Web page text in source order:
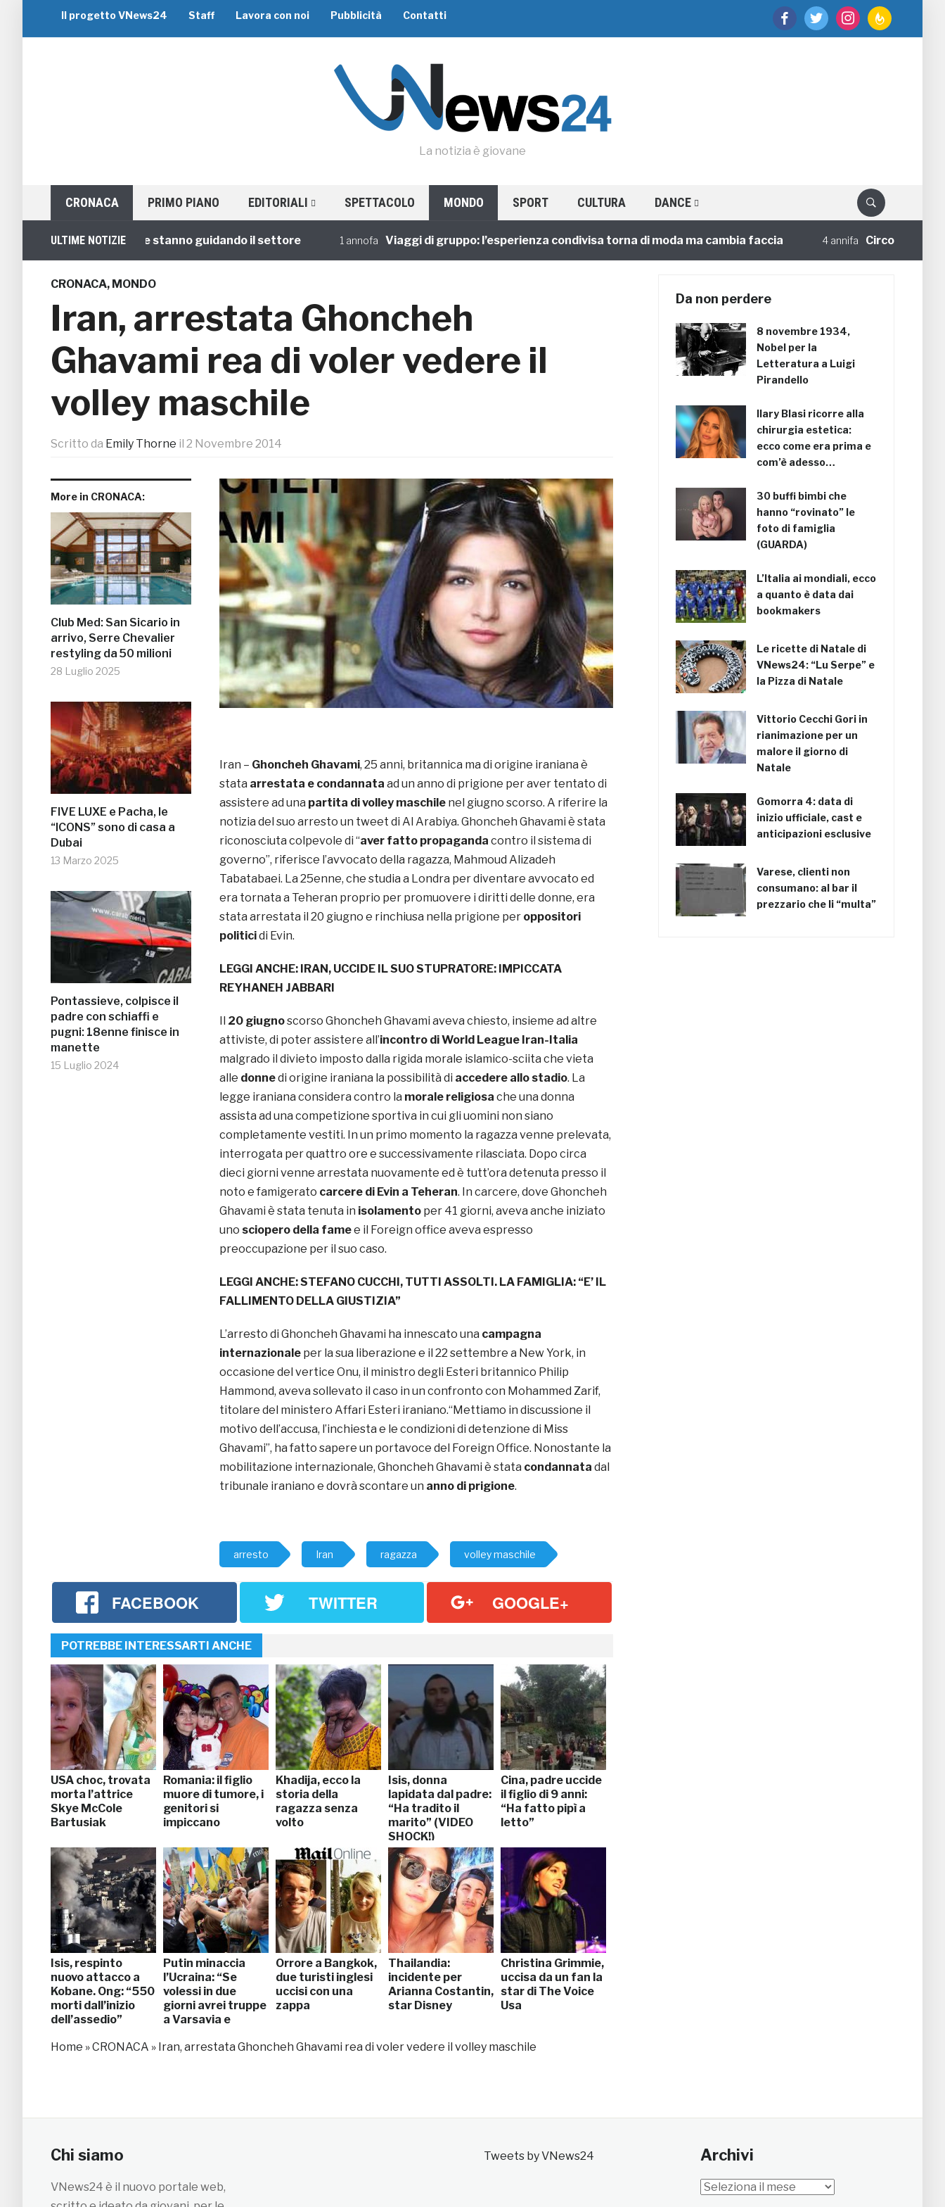
facebooktwitter instagramfeedburner
Il progetto VNews24 Staff Lavora con noi Pubblicità Contatti
La notizia è giovane
CRONACA PRIMO PIANO EDITORIALI SPETTACOLO MONDO SPORT CULTURA DANCE
ULTIME NOTIZIE
i 5 migliori brand che stanno guidando il settore 1 annofa Viaggi di gruppo: l’esperienza condivisa torna di moda ma cambia faccia 4 annifa Circoloco e Social
CRONACA, MONDO
Iran, arrestata Ghoncheh
Ghavami rea di voler vedere il
volley maschile
Scritto da Emily Thorne il 2 Novembre 2014
More in CRONACA:
Club Med: San Sicario in
arrivo, Serre Chevalier
restyling da 50 milioni
28 Luglio 2025
FIVE LUXE e Pacha, le
“ICONS” sono di casa a
Dubai
13 Marzo 2025
Pontassieve, colpisce il
padre con schiaffi e
pugni: 18enne finisce in
manette
15 Luglio 2024
Iran – Ghoncheh Ghavami, 25 anni, britannica ma di origine iraniana è
stata arrestata e condannata ad un anno di prigione per aver tentato di
assistere ad una partita di volley maschile nel giugno scorso. A riferire la
notizia del suo arresto un tweet di Al Arabiya. Ghoncheh Ghavami è stata
riconosciuta colpevole di “aver fatto propaganda contro il sistema di
governo”, riferisce l’avvocato della ragazza, Mahmoud Alizadeh
Tabatabaei. La 25enne, che studia a Londra per diventare avvocato ed
era tornata a Teheran proprio per promuovere i diritti delle donne, era
stata arrestata il 20 giugno e rinchiusa nella prigione per oppositori
politicidi Evin.
LEGGI ANCHE: IRAN, UCCIDE IL SUO STUPRATORE: IMPICCATA
REYHANEH JABBARI
20 giugnoscorso Ghoncheh Ghavami aveva chiesto, insieme ad altre
attiviste, di poter assistere all’incontro di World League Iran-Italia
malgrado il divieto imposto dalla rigida morale islamico-sciita che vieta
alle donnedi origine iraniana la possibilità di accedere allo stadio. La
legge iraniana considera contro la morale religiosa che una donna
assista ad una competizione sportiva in cui gli uomini non siano
completamente vestiti. In un primo momento la ragazza venne prelevata,
interrogata per quattro ore e successivamente rilasciata. Dopo circa
dieci giorni venne arrestata nuovamente ed è tutt’ora detenuta presso il
noto e famigerato carcere di Evin a Teheran. In carcere, dove Ghoncheh
Ghavami è stata tenuta in isolamento per 41 giorni, aveva anche iniziato
uno sciopero della famee il Foreign office aveva espresso
preoccupazione per il suo caso.
LEGGI ANCHE:STEFANO CUCCHI, TUTTI ASSOLTI. LA FAMIGLIA: “E’ IL
FALLIMENTO DELLA GIUSTIZIA”
L’arresto di Ghoncheh Ghavami ha innescato una campagna
internazionale per la sua liberazione e il 22 settembre a New York, in
occasione del vertice Onu, il ministro degli Esteri britannico Philip
Hammond, aveva sollevato il caso in un confronto con Mohammed Zarif,
titolare del ministero Affari Esteri iraniano.“Mettiamo in discussione il
motivo dell’accusa, l’inchiesta e le condizioni di detenzione di Miss
Ghavami”, ha fatto sapere un portavoce del Foreign Office. Nonostante la
mobilitazione internazionale, Ghoncheh Ghavami è stata condannata dal
tribunale iraniano e dovrà scontare un anno di prigione.
arresto Iran ragazza volley maschile
FACEBOOK TWITTER GOOGLE+
POTREBBE INTERESSARTI ANCHE
USA choc, trovata
morta l’attrice
Skye McCole
Bartusiak
Romania: il figlio
muore di tumore, i
genitori si
impiccano
Khadija, ecco la
storia della
ragazza senza
volto
Isis, donna
lapidata dal padre:
“Ha tradito il
marito” (VIDEO
SHOCK!)
Cina, padre uccide
il figlio di 9 anni:
“Ha fatto pipì a
letto”
Isis, respinto
nuovo attacco a
Kobane. Ong: “550
morti dall’inizio
dell’assedio”
Putin minaccia
l’Ucraina: “Se
volessi in due
giorni avrei truppe
a Varsavia e
Orrore a Bangkok,
due turisti inglesi
uccisi con una
zappa
Thailandia:
incidente per
Arianna Costantin,
star Disney
Christina Grimmie,
uccisa da un fan la
star di The Voice
Usa
Home »CRONACA » Iran, arrestata Ghoncheh Ghavami rea di voler vedere il volley maschile
Da non perdere
8 novembre 1934,
Nobel per la
Letteratura a Luigi
Pirandello
Ilary Blasi ricorre alla
chirurgia estetica:
ecco come era prima e
com’è adesso…
30 buffi bimbi che
hanno “rovinato” le
foto di famiglia
(GUARDA)
L’Italia ai mondiali, ecco
a quanto è data dai
bookmakers
Le ricette di Natale di
VNews24: “Lu Serpe” e
la Pizza di Natale
Vittorio Cecchi Gori in
rianimazione per un
malore il giorno di
Natale
Gomorra 4: data di
inizio ufficiale, cast e
anticipazioni esclusive
Varese, clienti non
consumano: al bar il
prezzario che li “multa”
Chi siamo
VNews24 è il nuovo portale web,
Tweets by VNews24 Archivi
Archivi